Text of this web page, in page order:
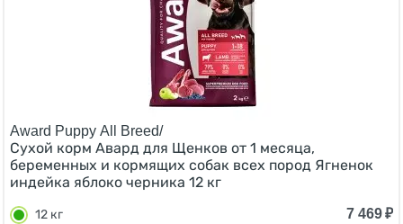
Award Puppy All Breed/
Сухой корм Авард для Щенков от 1 месяца,
беременных и кормящих собак всех пород Ягненок
индейка яблоко черника 12 кг
12 кг 7 469₽